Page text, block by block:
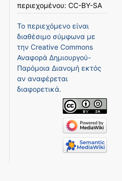
περιεχομένου: CC-BY-SA
Το περιεχόμενο είναι
διαθέσιμο σύμφωνα με
την Creative Commons
Αναφορά Δημιουργού-
Παρόμοια Διανομή εκτός
αν αναφέρεται
διαφορετικά.